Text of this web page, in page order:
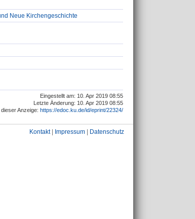
Neue Kirchengeschichte
Eingestellt am: 10. Apr 2019 08:55
Letzte Änderung: 10. Apr 2019 08:55
Anzeige: https://edoc.ku.de/id/eprint/22324/
Kontakt| Impressum Datenschutz